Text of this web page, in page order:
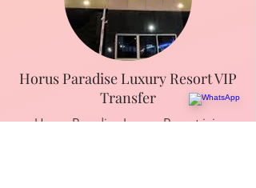
Horus Paradise Luxury Resort VIP
Transfer
Horus Paradise Luxury Resort için